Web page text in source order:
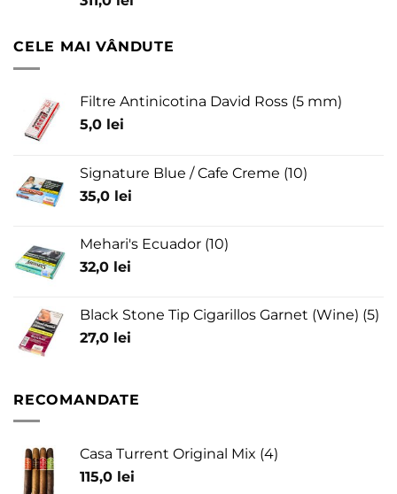
CELE MAI VÂNDUTE
Filtre Antinicotina David Ross (5 mm)
5,0 lei
Signature Blue / Cafe Creme (10)
35,0 lei
Mehari's Ecuador (10)
32,0 lei
Black Stone Tip Cigarillos Garnet (Wine) (5)
27,0 lei
RECOMANDATE
Casa Turrent Original Mix (4)
115,0 lei